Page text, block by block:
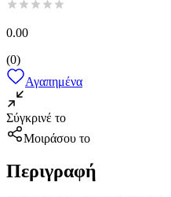
0.00
(0)
Αγαπημένα
Σύγκρινέ το
Μοιράσου το
Περιγραφή